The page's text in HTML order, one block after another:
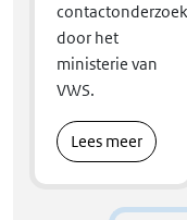
contactonderzoek
door het
ministerie van
VWS.
Lees meer